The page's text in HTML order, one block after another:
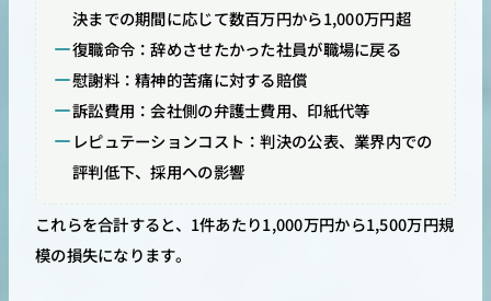
決までの期間に応じて数百万円から1,000万円超
復職命令：辞めさせたかった社員が職場に戻る
慰謝料：精神的苦痛に対する賠償
訴訟費用：会社側の弁護士費用、印紙代等
レピュテーションコスト：判決の公表、業界内での
評判低下、採用への影響
これらを合計すると、1件あたり1,000万円から1,500万円規
模の損失になります。